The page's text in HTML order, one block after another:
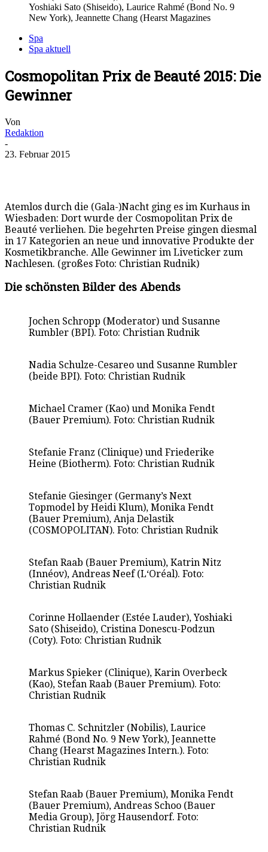
Yoshiaki Sato (Shiseido), Laurice Rahmé (Bond No. 9
New York), Jeannette Chang (Hearst Magazines
Spa
Spa aktuell
Cosmopolitan Prix de Beauté 2015: Die
Gewinner
Von
Redaktion
-
23. Februar 2015
Atemlos durch die (Gala-)Nacht ging es im Kurhaus in
Wiesbaden: Dort wurde der Cosmopolitan Prix de
Beauté verliehen. Die begehrten Preise gingen diesmal
in 17 Kategorien an neue und innovative Produkte der
Kosmetikbranche. Alle Gewinner im Liveticker zum
Nachlesen. (großes Foto: Christian Rudnik)
Die schönsten Bilder des Abends
Jochen Schropp (Moderator) und Susanne
Rumbler (BPI). Foto: Christian Rudnik
Nadia Schulze-Cesareo und Susanne Rumbler
(beide BPI). Foto: Christian Rudnik
Michael Cramer (Kao) und Monika Fendt
(Bauer Premium). Foto: Christian Rudnik
Stefanie Franz (Clinique) und Friederike
Heine (Biotherm). Foto: Christian Rudnik
Stefanie Giesinger (Germany’s Next
Topmodel by Heidi Klum), Monika Fendt
(Bauer Premium), Anja Delastik
(COSMOPOLITAN). Foto: Christian Rudnik
Stefan Raab (Bauer Premium), Katrin Nitz
(Innéov), Andreas Neef (L‘Oréal). Foto:
Christian Rudnik
Corinne Hollaender (Estée Lauder), Yoshiaki
Sato (Shiseido), Cristina Donescu-Podzun
(Coty). Foto: Christian Rudnik
Markus Spieker (Clinique), Karin Overbeck
(Kao), Stefan Raab (Bauer Premium). Foto:
Christian Rudnik
Thomas C. Schnitzler (Nobilis), Laurice
Rahmé (Bond No. 9 New York), Jeannette
Chang (Hearst Magazines Intern.). Foto:
Christian Rudnik
Stefan Raab (Bauer Premium), Monika Fendt
(Bauer Premium), Andreas Schoo (Bauer
Media Group), Jörg Hausendorf. Foto:
Christian Rudnik